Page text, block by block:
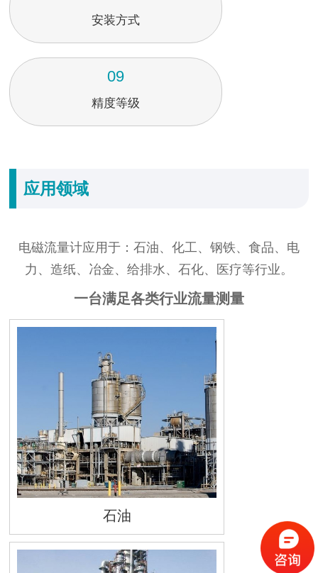
安装方式
09
精度等级
应用领域
电磁流量计应用于：石油、化工、钢铁、食品、电
力、造纸、冶金、给排水、石化、医疗等行业。
一台满足各类行业流量测量
石油